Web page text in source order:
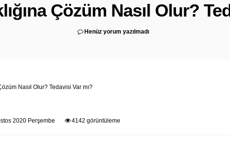
Çözüm Nasıl Olur?
Henüz yorum yazılmadı
2020 Perşembe 4142 görüntüleme